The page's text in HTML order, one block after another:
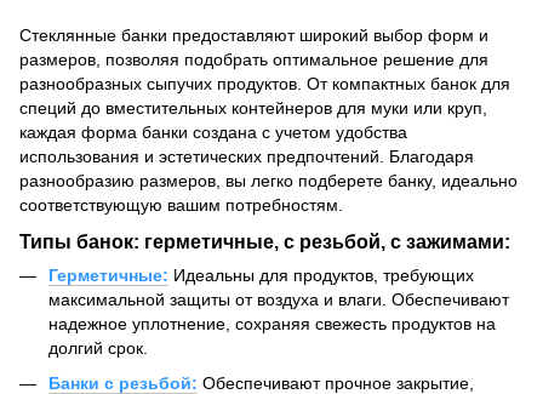
Стеклянные банки предоставляют широкий выбор форм и
размеров, позволяя подобрать оптимальное решение для
разнообразных сыпучих продуктов. От компактных банок для
специй до вместительных контейнеров для муки или круп,
каждая форма банки создана с учетом удобства
использования и эстетических предпочтений. Благодаря
разнообразию размеров, вы легко подберете банку, идеально
соответствующую вашим потребностям.
Типы банок: герметичные, с резьбой, с зажимами:
Герметичные: Идеальны для продуктов, требующих
максимальной защиты от воздуха и влаги. Обеспечивают
надежное уплотнение, сохраняя свежесть продуктов на
долгий срок.
Банки с резьбой: Обеспечивают прочное закрытие,